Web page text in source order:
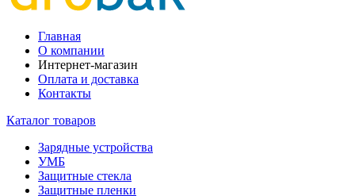
Главная
О компании
Интернет-магазин
Оплата и доставка
Контакты
Каталог товаров
Зарядные устройства
УМБ
Защитные стекла
Защитные пленки